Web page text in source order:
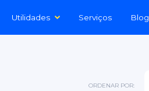
Utilidades Serviços Blog
ORDENAR POR: